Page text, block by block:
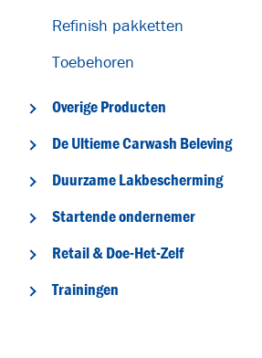
Refinish pakketten
Toebehoren
Overige Producten
De Ultieme Carwash Beleving
Duurzame Lakbescherming
Startende ondernemer
Retail & Doe-Het-Zelf
Trainingen